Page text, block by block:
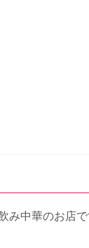
み中華のお店